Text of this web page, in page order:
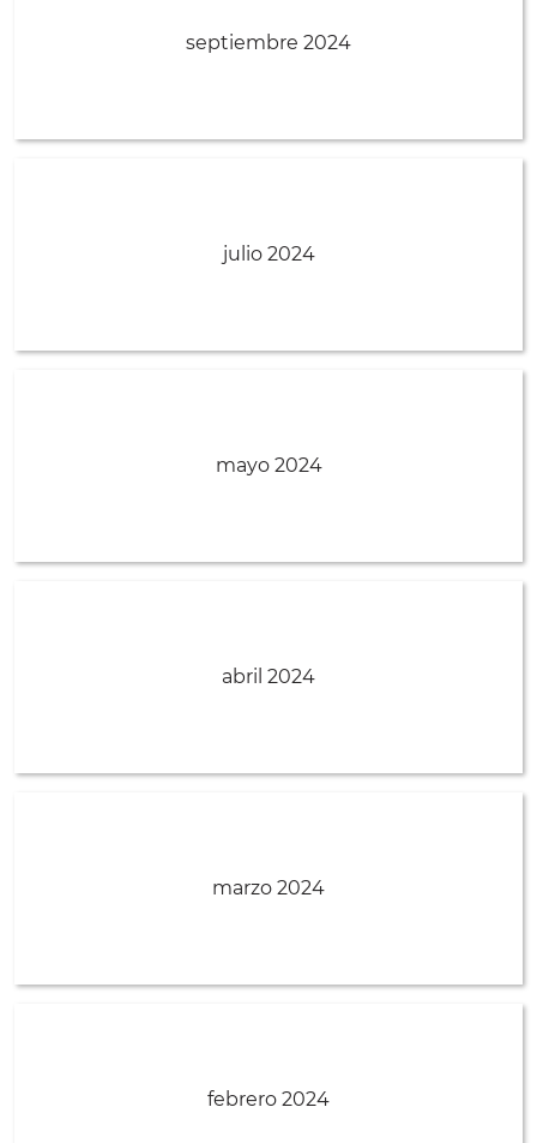
septiembre 2024
julio 2024
mayo 2024
abril 2024
marzo 2024
febrero 2024